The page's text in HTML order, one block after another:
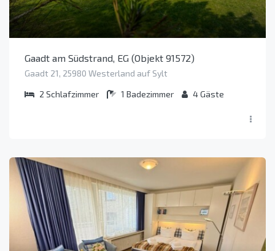
Gaadt am Südstrand, EG (Objekt 91572)
Gaadt 21, 25980 Westerland auf Sylt
2 Schlafzimmer 1 Badezimmer 4Gäste